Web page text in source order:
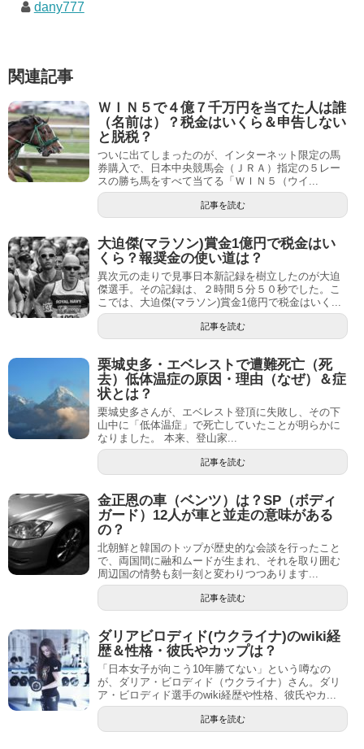
dany777
関連記事
ＷＩＮ５で４億７千万円を当てた人は誰
（名前は）？税金はいくら＆申告しない
と脱税？
ついに出てしまったのが、インターネット限定の馬
券購入で、日本中央競馬会（ＪＲＡ）指定の５レー
スの勝ち馬をすべて当てる「ＷＩＮ５（ウイ...
記事を読む
大迫傑(マラソン)賞金1億円で税金はい
くら？報奨金の使い道は？
異次元の走りで見事日本新記録を樹立したのが大迫
傑選手。その記録は、２時間５分５０秒でした。こ
こでは、大迫傑(マラソン)賞金1億円で税金はいく...
記事を読む
栗城史多・エベレストで遭難死亡（死
去）低体温症の原因・理由（なぜ）＆症
状とは？
栗城史多さんが、エベレスト登頂に失敗し、その下
山中に「低体温症」で死亡していたことが明らかに
なりました。 本来、登山家...
記事を読む
金正恩の車（ベンツ）は？SP（ボディ
ガード）12人が車と並走の意味がある
の？
北朝鮮と韓国のトップが歴史的な会談を行ったこと
で、両国間に融和ムードが生まれ、それを取り囲む
周辺国の情勢も刻一刻と変わりつつあります...
記事を読む
ダリアビロディド(ウクライナ)のwiki経
歴＆性格・彼氏やカップは？
「日本女子が向こう10年勝てない」という噂なの
が、ダリア・ビロディド（ウクライナ）さん。ダリ
ア・ビロディド選手のwiki経歴や性格、彼氏やカ...
記事を読む